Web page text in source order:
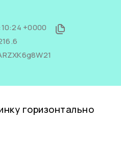
+0000
горизонтально